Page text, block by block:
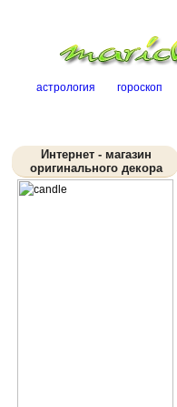
астрология гороскоп
Интернет - магазин
оригинального декора